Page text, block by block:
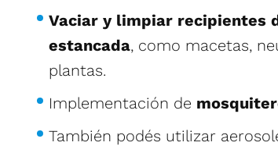
Vaciar y limpiar recipientes
estancada, como macetas,
plantas.
Implementación de
También podés utilizar